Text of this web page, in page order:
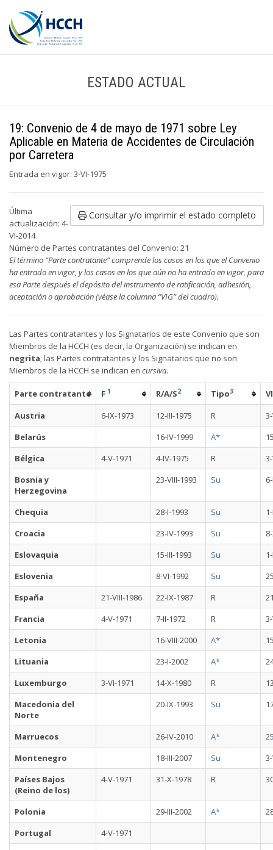
ESTADO ACTUAL
19: Convenio de 4 de mayo de 1971 sobre Ley
Aplicable en Materia de Accidentes de Circulación
por Carretera
Entrada en vigor: 3-VI-1975
Consultar y/o imprimir el estado completo
Última
actualización: 4-
VI-2014
Número de Partes contratantes del Convenio: 21
El término “Parte contratante” comprende los casos en los que el Convenio
ha entrado en vigor, y los casos en los que aún no ha entrado en vigor, para
esa Parte después el depósito del instrumento de ratificación, adhesión,
aceptación o aprobación (véase la columna “VIG” del cuadro).
Las Partes contratantes y los Signatarios de este Convenio que son
Miembros de la HCCH (es decir, la Organización) se indican en
negrita; las Partes contratantes y los Signatarios que no son
Miembros de la HCCH se indican en cursiva.
Parte contratante F 1 R/A/S2 Tipo3
Austria
6-IX-1973 12-III-1975 R
Belarús
16-IV-1999 A*
Bélgica
4-V-1971 4-IV-1975 R
Bosnia y
Herzegovina
23-VIII-1993 Su
Chequia 28-I-1993 Su
Croacia
23-IV-1993 Su
Eslovaquia
15-III-1993 Su
Eslovenia
8-VI-1992 Su
España
21-VIII-1986 22-IX-1987 R
Francia
4-V-1971 7-II-1972 R
Letonia
16-VIII-2000 A*
Lituania
23-I-2002 A*
Luxemburgo
3-VI-1971 14-X-1980 R
Macedonia del
Norte
20-IX-1993 Su
Marruecos 26-IV-2010 A*
Montenegro
18-III-2007 Su
Países Bajos
(Reino de los)
4-V-1971 31-X-1978 R
Polonia 29-III-2002 A*
Portugal
4-V-1971